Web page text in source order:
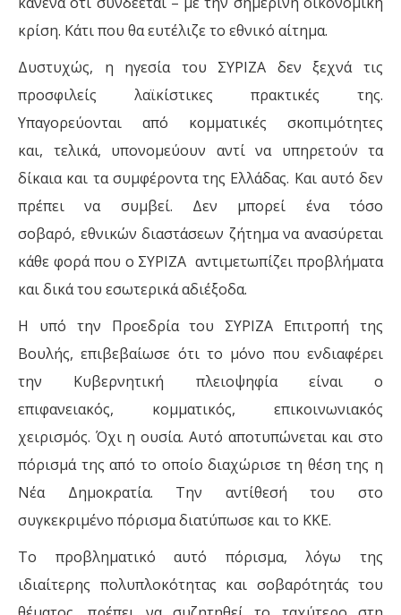
κρίση. Κάτι που θα ευτέλιζε το εθνικό αίτημα.
Δυστυχώς, η ηγεσία του ΣΥΡΙΖΑ δεν ξεχνά τις
προσφιλείς λαϊκίστικες πρακτικές της.
Υπαγορεύονται από κομματικές σκοπιμότητες
και, τελικά, υπονομεύουν αντί να υπηρετούν τα
δίκαια και τα συμφέροντα της Ελλάδας. Και αυτό δεν
πρέπει να συμβεί. Δεν μπορεί ένα τόσο
σοβαρό, εθνικών διαστάσεων ζήτημα να ανασύρεται
κάθε φορά που ο ΣΥΡΙΖΑ αντιμετωπίζει προβλήματα
και δικά του εσωτερικά αδιέξοδα.
Η υπό την Προεδρία του ΣΥΡΙΖΑ Επιτροπή της
Βουλής, επιβεβαίωσε ότι το μόνο που ενδιαφέρει
την Κυβερνητική πλειοψηφία είναι ο
επιφανειακός, κομματικός, επικοινωνιακός
χειρισμός. Όχι η ουσία. Αυτό αποτυπώνεται και στο
πόρισμά της από το οποίο διαχώρισε τη θέση της η
Νέα Δημοκρατία. Την αντίθεσή του στο
συγκεκριμένο πόρισμα διατύπωσε και το ΚΚΕ.
Το προβληματικό αυτό πόρισμα, λόγω της
ιδιαίτερης πολυπλοκότητας και σοβαρότητάς του